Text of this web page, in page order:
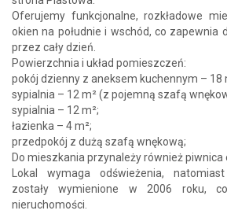
Oferujemy funkcjonalne, rozkładowe
okien na południe i wschód, co zapewnia
przez cały dzień.
Powierzchnia i układ pomieszczeń:
pokój dzienny z aneksem kuchennym – 18
sypialnia – 12 m² (z pojemną szafą
sypialnia – 12 m²;
łazienka – 4 m²;
przedpokój z dużą szafą wnękową;
Do mieszkania przynależy również piwnica
Lokal wymaga odświeżenia,
zostały wymienione w 2006 roku,
nieruchomości.